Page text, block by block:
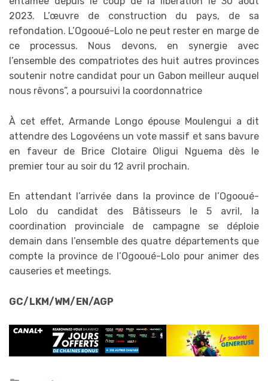
2023. L’œuvre de construction du pays, de sa
refondation. L’Ogooué-Lolo ne peut rester en marge de
ce processus. Nous devons, en synergie avec
l’ensemble des compatriotes des huit autres provinces
soutenir notre candidat pour un Gabon meilleur auquel
nous rêvons”, a poursuivi la coordonnatrice
À cet effet, Armande Longo épouse Moulengui a dit
attendre des Logovéens un vote massif et sans bavure
en faveur de Brice Clotaire Oligui Nguema dès le
premier tour au soir du 12 avril prochain.
En attendant l’arrivée dans la province de l’Ogooué-
Lolo du candidat des Bâtisseurs le 5 avril, la
coordination provinciale de campagne se déploie
demain dans l’ensemble des quatre départements que
compte la province de l’Ogooué-Lolo pour animer des
causeries et meetings.
GC/LKM/WM/EN/AGP